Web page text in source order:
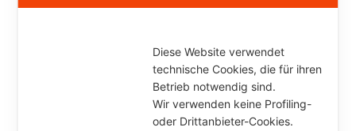
Diese Website verwendet
technische Cookies, die für ihren
Betrieb notwendig sind.
Wir verwenden keine Profiling-
oder Drittanbieter-Cookies.